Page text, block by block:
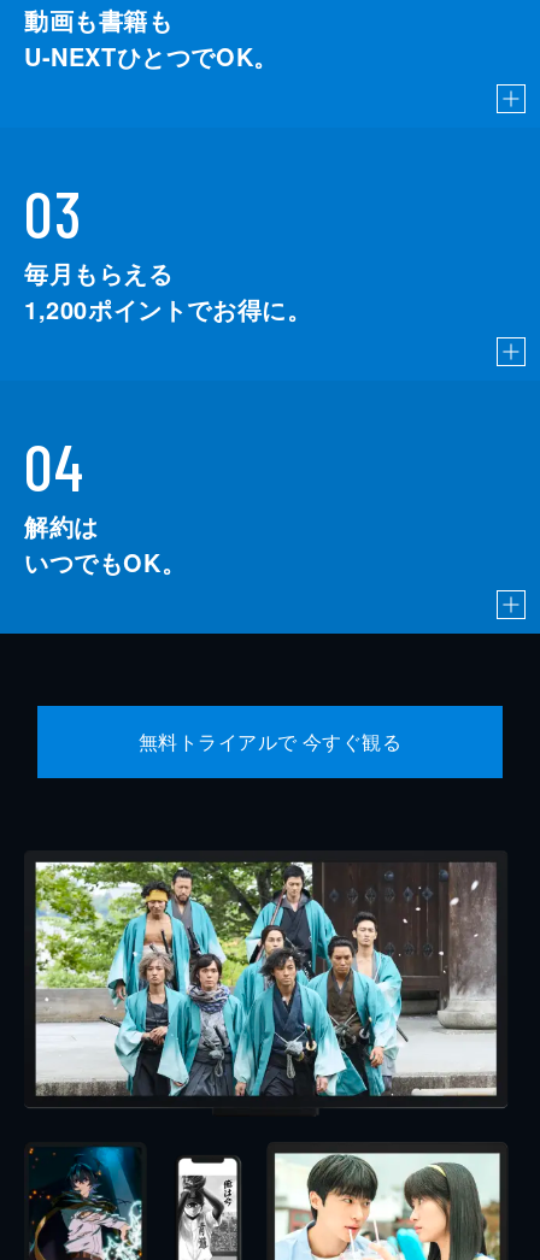
動画も書籍も
U-NEXTひとつでOK。
03
毎月もらえる
1,200ポイントでお得に。
04
解約は
いつでもOK。
無料トライアルで 今すぐ観る